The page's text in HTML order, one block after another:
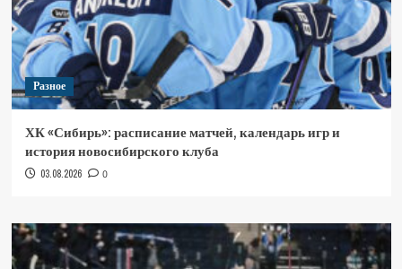
Разное
ХК «Сибирь»: расписание матчей, календарь игр и
история новосибирского клуба
03.08.2026 0